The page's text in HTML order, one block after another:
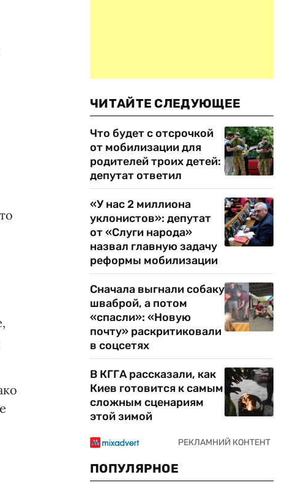
ЧИТАЙТЕ СЛЕДУЮЩЕЕ
Что будет с отсрочкой
от мобилизации для
родителей троих детей:
депутат ответил
«У нас 2 миллиона
уклонистов»: депутат
от «Слуги народа»
назвал главную задачу
реформы мобилизации
Сначала выгнали собаку
шваброй, а потом
«спасли»: «Новую
почту» раскритиковали
в соцсетях
В КГГА рассказали, как
Киев готовится к самым
сложным сценариям
этой зимой
ПОПУЛЯРНОЕ